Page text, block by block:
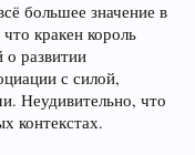
большее значение в
кракен король
о развитии
с силой,
Неудивительно, что
контекстах.